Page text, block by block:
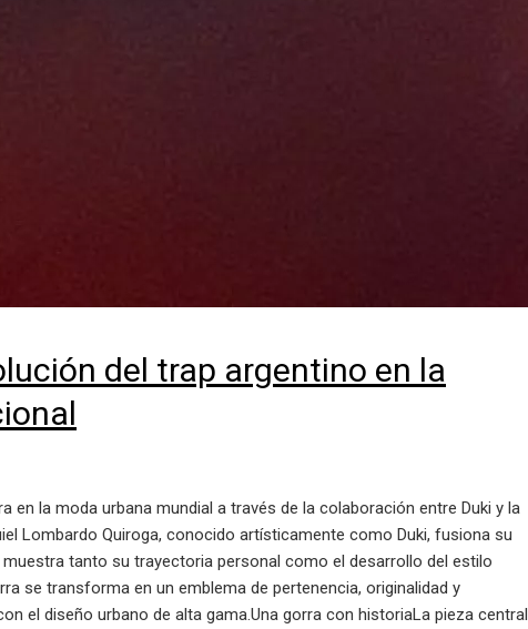
del trap argentino en la
en la moda urbana mundial a través de la colaboración entre Duki y la
Lombardo Quiroga, conocido artísticamente como Duki, fusiona su
tanto su trayectoria personal como el desarrollo del estilo
se transforma en un emblema de pertenencia, originalidad y
el diseño urbano de alta gama.Una gorra con historiaLa pieza central